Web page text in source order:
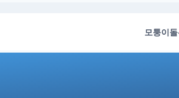
모퉁이